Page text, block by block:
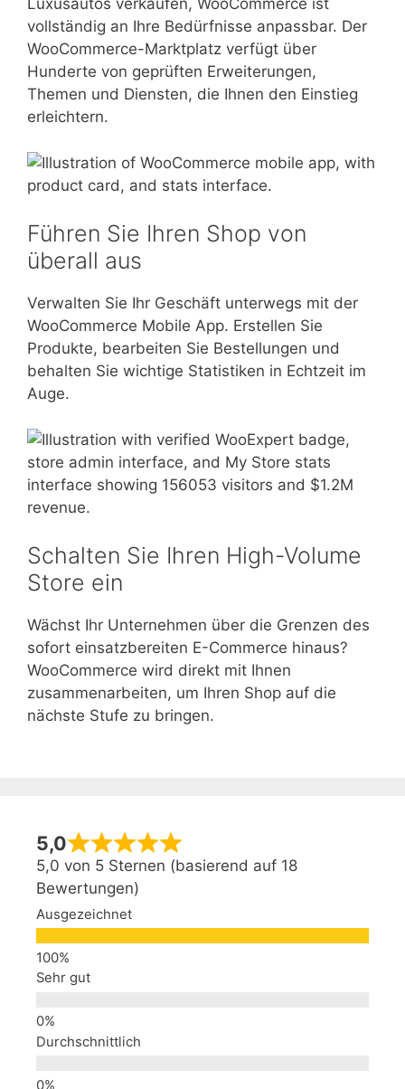
Luxusautos verkaufen, WooCommerce ist
vollständig an Ihre Bedürfnisse anpassbar. Der
WooCommerce-Marktplatz verfügt über
Hunderte von geprüften Erweiterungen,
Themen und Diensten, die Ihnen den Einstieg
erleichtern.
Führen Sie Ihren Shop von
überall aus
Verwalten Sie Ihr Geschäft unterwegs mit der
WooCommerce Mobile App. Erstellen Sie
Produkte, bearbeiten Sie Bestellungen und
behalten Sie wichtige Statistiken in Echtzeit im
Auge.
Schalten Sie Ihren High-Volume
Store ein
Wächst Ihr Unternehmen über die Grenzen des
sofort einsatzbereiten E-Commerce hinaus?
WooCommerce wird direkt mit Ihnen
zusammenarbeiten, um Ihren Shop auf die
nächste Stufe zu bringen.
5,0
5,0 von 5 Sternen (basierend auf 18
Bewertungen)
Ausgezeichnet
Sehr gut
Durchschnittlich